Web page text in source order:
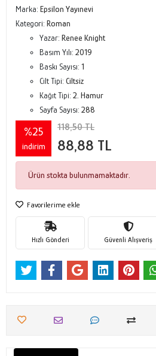
Marka: Epsilon Yayınevi
Kategori: Roman
Yazar: Renee Knight
Basım Yılı: 2019
Baskı Sayısı: 1
Cilt Tipi: Ciltsiz
Kağıt Tipi: 2. Hamur
Sayfa Sayısı: 288
%25
indirim
118,50 TL
88,88 TL
Ürün stokta bulunmamaktadır.
Favorilerime ekle
Hızlı Gönderi Güvenli Alışveriş